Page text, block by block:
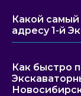
Какой
адресу 1-й
Как быстро